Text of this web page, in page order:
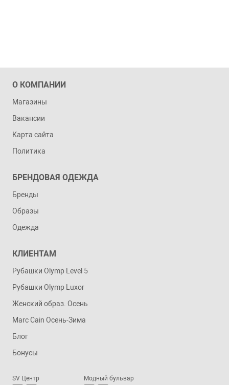
О КОМПАНИИ
Магазины
Вакансии
Карта сайта
Политика
БРЕНДОВАЯ ОДЕЖДА
Бренды
Образы
Одежда
КЛИЕНТАМ
Рубашки Olymp Level 5
Рубашки Olymp Luxor
Женский образ. Осень
Marc Cain Осень-Зима
Блог
Бонусы
SV Центр Модный бульвар